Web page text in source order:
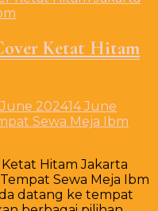
Ketat Hitam
June 202414 June
Sewa Meja Ibm
Hitam Jakarta
Sewa Meja Ibm
datang ke tempat